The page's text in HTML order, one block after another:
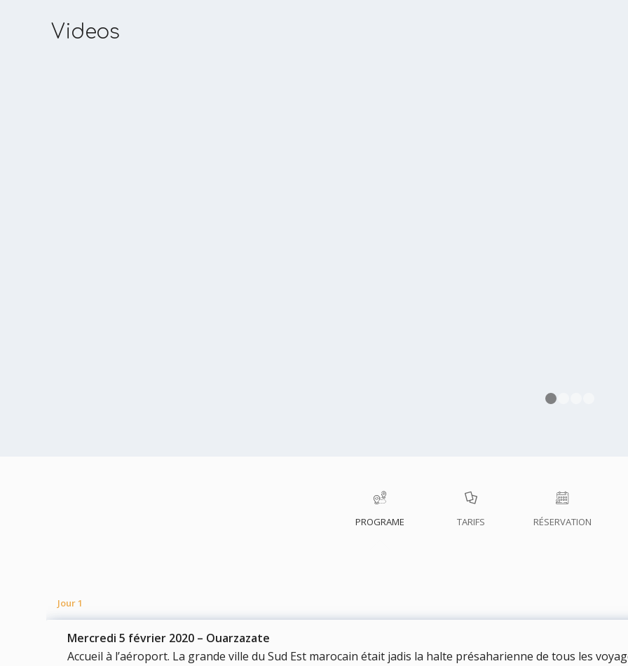
Videos
PROGRAME TARIFS RÉSERVATION
Jour 1
Mercredi 5 février 2020 – Ouarzazate
Accueil à l’aéroport. La grande ville du Sud Est marocain était jadis la halte présaharienne de tous les